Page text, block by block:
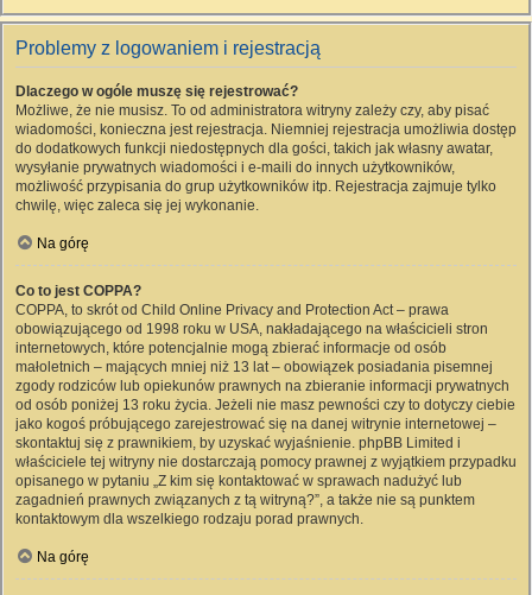
Problemy z logowaniem i rejestracją
Dlaczego w ogóle muszę się rejestrować?
Możliwe, że nie musisz. To od administratora witryny zależy czy, aby pisać
wiadomości, konieczna jest rejestracja. Niemniej rejestracja umożliwia dostęp
do dodatkowych funkcji niedostępnych dla gości, takich jak własny awatar,
wysyłanie prywatnych wiadomości i e-maili do innych użytkowników,
możliwość przypisania do grup użytkowników itp. Rejestracja zajmuje tylko
chwilę, więc zaleca się jej wykonanie.
Na górę
Co to jest COPPA?
COPPA, to skrót od Child Online Privacy and Protection Act – prawa
obowiązującego od 1998 roku w USA, nakładającego na właścicieli stron
internetowych, które potencjalnie mogą zbierać informacje od osób
małoletnich – mających mniej niż 13 lat – obowiązek posiadania pisemnej
zgody rodziców lub opiekunów prawnych na zbieranie informacji prywatnych
od osób poniżej 13 roku życia. Jeżeli nie masz pewności czy to dotyczy ciebie
jako kogoś próbującego zarejestrować się na danej witrynie internetowej –
skontaktuj się z prawnikiem, by uzyskać wyjaśnienie. phpBB Limited i
właściciele tej witryny nie dostarczają pomocy prawnej z wyjątkiem przypadku
opisanego w pytaniu „Z kim się kontaktować w sprawach nadużyć lub
zagadnień prawnych związanych z tą witryną?”, a także nie są punktem
kontaktowym dla wszelkiego rodzaju porad prawnych.
Na górę